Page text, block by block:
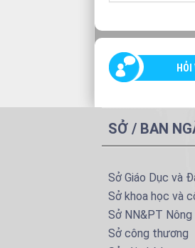
SỞ / BAN
Sở Giáo Dục và
Sở khoa học và
Sở NN&PT Nông
Sở công thương